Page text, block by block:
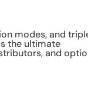
modes, and
the ultimate
and